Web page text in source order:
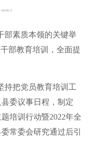
09:09:11
素质本领的关键举
部教育培训，全面提
持把党员教育培训工
委议事日程，制定
培训行动暨2022年全
常委会研究通过后引